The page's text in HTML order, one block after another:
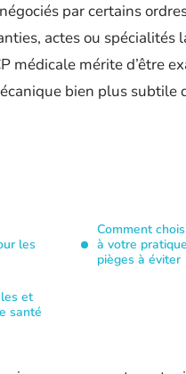
par certains
actes ou spécialités
médicale mérite d’être
bien plus subtile
les
et
santé
Comment
à votre
pièges à éviter